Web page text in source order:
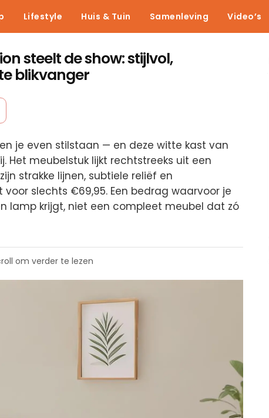
Lifestyle Huis & Tuin Samenleving Video’s
steelt de show: stijlvol,
blikvanger
je even stilstaan — en deze witte kast van
Het meubelstuk lijkt rechtstreeks uit een
strakke lijnen, subtiele reliëf en
slechts €69,95. Een bedrag waarvoor je
lamp krijgt, niet een compleet meubel dat zó
om verder te lezen